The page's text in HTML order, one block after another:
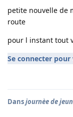
petite nouvelle de
route
pour l instant tout
Se connecter
Dansjournèe de